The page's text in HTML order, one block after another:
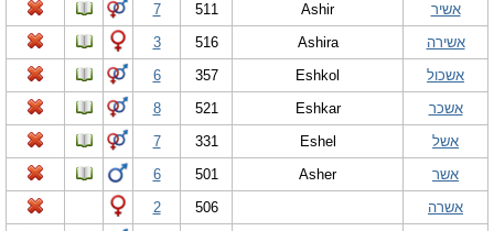
נומרולוגיה
הוסף שם
צור קשר
פייסבוק
אשיר
Ashir
511
7
אשירה
Ashira
516
3
אשכול
Eshkol
357
6
אשכר
Eshkar
521
8
אשל
Eshel
331
7
אשר
Asher
501
6
אשרה
506
2